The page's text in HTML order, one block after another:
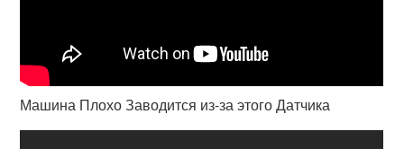
Машина Плохо Заводится из-за этого Датчика